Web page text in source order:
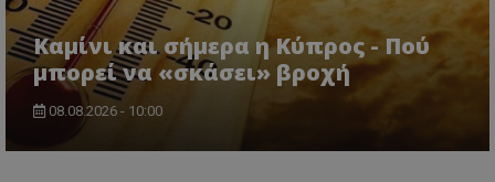
Καμίνι και σήμερα η Κύπρος - Πού
μπορεί να «σκάσει» βροχή
08.08.2026 - 10:00